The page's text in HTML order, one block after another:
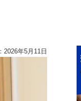
2026年5月11日